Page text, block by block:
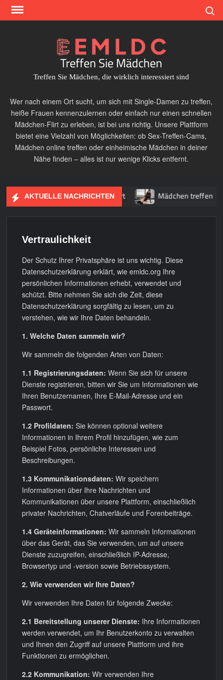
Skip
Treffen Sie Mädchen
Treffen Sie Mädchen, die wirklich interessiert sind
Wer nach einem Ort sucht, um sich mit Single-Damen zu treffen,
heiße Frauen kennenzulernen oder einfach nur einen schnellen
Mädchen-Flirt zu erleben, ist bei uns richtig. Unsere Plattform
bietet eine Vielzahl von Möglichkeiten: ob Sex-Treffen-Cams,
Mädchen online treffen oder einheimische Mädchen in deiner
Nähe finden – alles ist nur wenige Klicks entfernt.
AKTUELLE NACHRICHTEN
Schneller Mädchen-Flirt Mädchen treffen
Vertraulichkeit
Der Schutz Ihrer Privatsphäre ist uns wichtig. Diese
Datenschutzerklärung erklärt, wieemldc.org Ihre
persönlichen Informationen erhebt, verwendet und
schützt. Bitte nehmen Sie sich die Zeit, diese
Datenschutzerklärung sorgfältig zu lesen, um zu
verstehen, wie wir Ihre Daten behandeln.
1. Welche Daten sammeln wir?
Wir sammeln die folgenden Arten von Daten:
1.1 Registrierungsdaten: Wenn Sie sich für unsere
Dienste registrieren, bitten wir Sie um Informationen wie
Ihren Benutzernamen, Ihre E-Mail-Adresse und ein
Passwort.
1.2 Profildaten: Sie können optional weitere
Informationen in Ihrem Profil hinzufügen, wie zum
Beispiel Fotos, persönliche Interessen und
Beschreibungen.
1.3 Kommunikationsdaten: Wir speichern
Informationen über Ihre Nachrichten und
Kommunikationen über unsere Plattform, einschließlich
privater Nachrichten, Chatverläufe und Forenbeiträge.
1.4 Geräteinformationen: Wir sammeln Informationen
über das Gerät, das Sie verwenden, um auf unsere
Dienste zuzugreifen, einschließlich IP-Adresse,
Browsertyp und -version sowie Betriebssystem.
2. Wie verwenden wir Ihre Daten?
Wir verwenden Ihre Daten für folgende Zwecke:
2.1 Bereitstellung unserer Dienste: Ihre Informationen
werden verwendet, um Ihr Benutzerkonto zu verwalten
und Ihnen den Zugriff auf unsere Plattform und ihre
Funktionen zu ermöglichen.
2.2 Kommunikation: Wir verwenden Ihre